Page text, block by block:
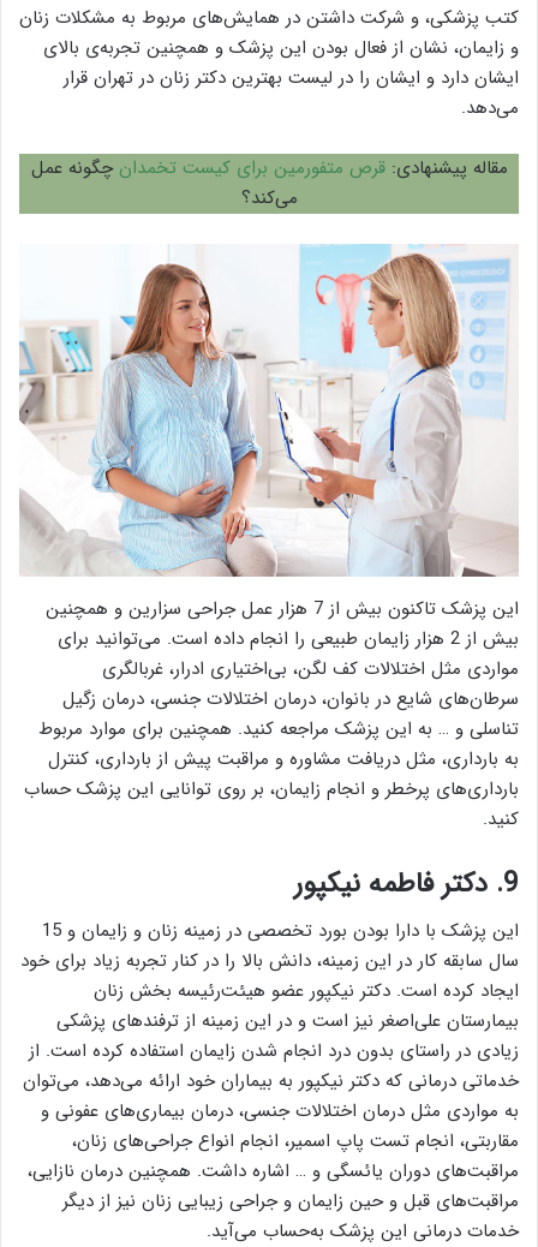
کتب پزشکی، و شرکت داشتن در همایش‌های مربوط به مشکلات زنان
و زایمان، نشان از فعال بودن این پزشک و همچنین تجربه‌ی بالای
ایشان دارد و ایشان را در لیست بهترین دکتر زنان در تهران قرار
می‌دهد.
مقاله پیشنهادی:قرص متفورمین برای کیست تخمدان چگونه عمل
می‌کند؟
این پزشک تاکنون بیش از 7 هزار عمل جراحی سزارین و همچنین
بیش از 2 هزار زایمان طبیعی را انجام داده است. می‌توانید برای
مواردی مثل اختلالات کف لگن، بی‌اختیاری ادرار، غربالگری
سرطان‌های شایع در بانوان، درمان اختلالات جنسی، درمان زگیل
تناسلی و … به این پزشک مراجعه کنید. همچنین برای موارد مربوط
به بارداری، مثل دریافت مشاوره و مراقبت پیش از بارداری، کنترل
بارداری‌های پرخطر و انجام زایمان، بر روی توانایی این پزشک حساب
کنید.
9. دکتر فاطمه نیکپور
این پزشک با دارا بودن بورد تخصصی در زمینه زنان و زایمان و 15
سال سابقه کار در این زمینه، دانش بالا را در کنار تجربه زیاد برای خود
ایجاد کرده است. دکتر نیکپور عضو هیئت‌رئیسه بخش زنان
بیمارستان علی‌اصغر نیز است و در این زمینه از ترفند‌های پزشکی
زیادی در راستای بدون درد انجام شدن زایمان استفاده کرده است. از
خدماتی درمانی که دکتر نیکپور به بیماران خود ارائه می‌دهد، می‌توان
به مواردی مثل درمان اختلالات جنسی، درمان بیماری‌های عفونی و
مقاربتی، انجام تست پاپ اسمیر، انجام انواع جراحی‌های زنان،
مراقبت‌های دوران یائسگی و … اشاره داشت. همچنین درمان نازایی،
مراقبت‌های قبل و حین زایمان و جراحی زیبایی زنان نیز از دیگر
خدمات درمانی این پزشک به‌حساب می‌آید.